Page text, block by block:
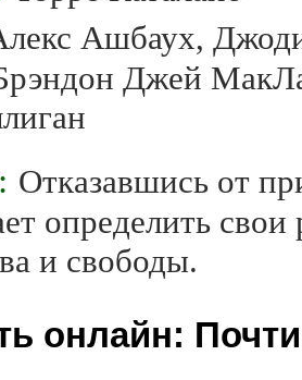
Ашбаух,
Джей
: Отказавшись от
определить
и свободы.
онлайн: